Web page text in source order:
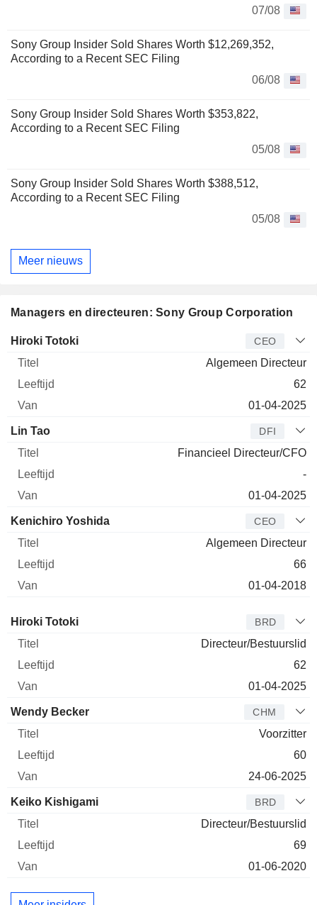
07/08
Sony Group Insider Sold Shares Worth $12,269,352,
According to a Recent SEC Filing
06/08
Sony Group Insider Sold Shares Worth $353,822,
According to a Recent SEC Filing
05/08
Sony Group Insider Sold Shares Worth $388,512,
According to a Recent SEC Filing
05/08
Meer nieuws
Managers en directeuren: Sony Group Corporation
Bedrijfsleider
Hiroki Totoki CEO
Algemeen Directeur
62
01-04-2025
Lin Tao DFI
Financieel Directeur/CFO
-
01-04-2025
Kenichiro Yoshida CEO
Algemeen Directeur
66
01-04-2018
Bestuurder Titel
Hiroki Totoki BRD
Directeur/Bestuurslid
62
01-04-2025
Wendy Becker CHM
Voorzitter
60
24-06-2025
Keiko Kishigami BRD
Directeur/Bestuurslid
69
01-06-2020